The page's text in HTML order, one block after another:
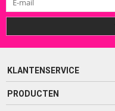
KLANTENSERVICE
PRODUCTEN